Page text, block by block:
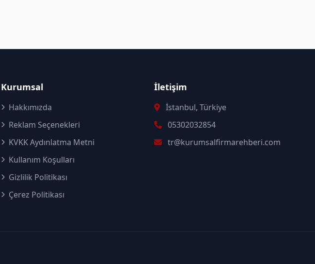
Kurumsal
Hakkımızda
Reklam Seçenekleri
KVKK Aydınlatma Metni
Kullanım Koşulları
Gizlilik Politikası
Çerez Politikası
İletişim
İstanbul, Türkiye
05302032854
tr@kurumsalfirmarehberi.com